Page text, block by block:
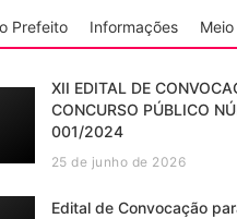
Prefeito Informações
XII EDITAL DE
CONCURSO PÚBLICO
001/2024
25 de junho de 2026
Edital de Convocação